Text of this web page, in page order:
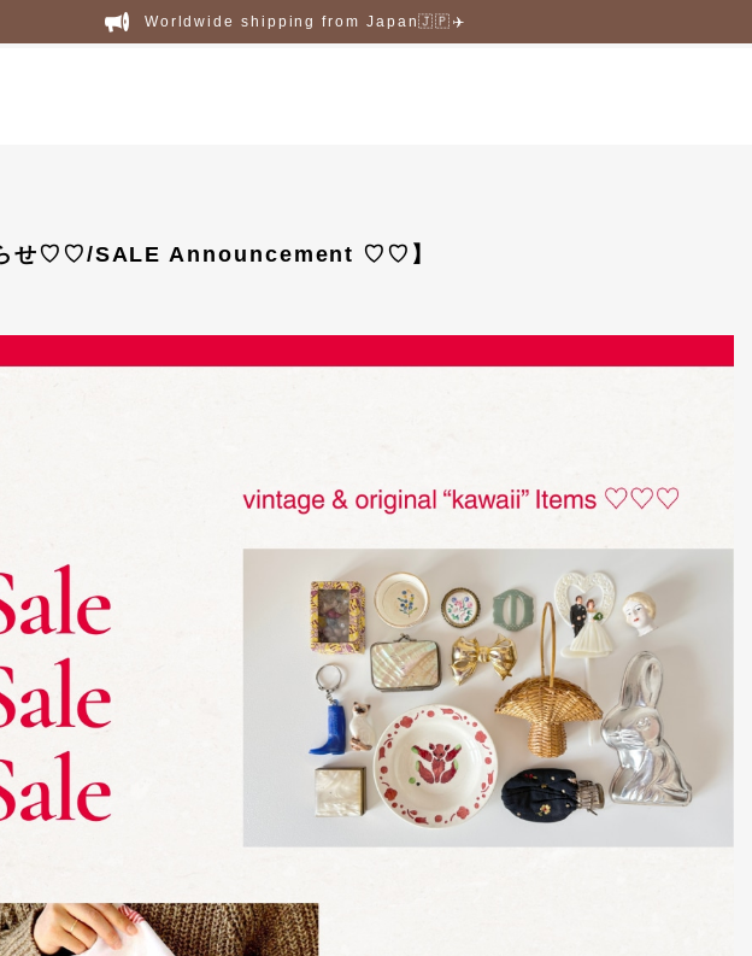
Worldwide shipping from Japan🇯🇵✈️
らせ♡♡/SALE Announcement ♡♡】